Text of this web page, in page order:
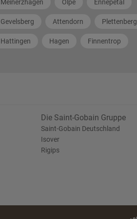
Meinerzhagen Olpe Ennepetal
Gevelsberg Attendorn Plettenberg
Hattingen Hagen Finnentrop
Die Saint-Gobain Gruppe
Saint-Gobain Deutschland
Isover
Rigips